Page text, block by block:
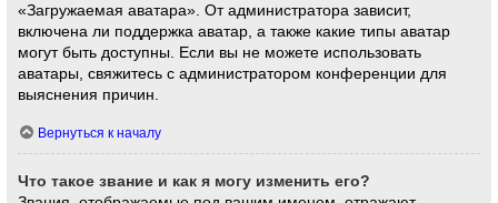
«Загружаемая аватара». От администратора зависит,
включена ли поддержка аватар, а также какие типы аватар
могут быть доступны. Если вы не можете использовать
аватары, свяжитесь с администратором конференции для
выяснения причин.
Вернуться к началу
Что такое звание и как я могу изменить его?